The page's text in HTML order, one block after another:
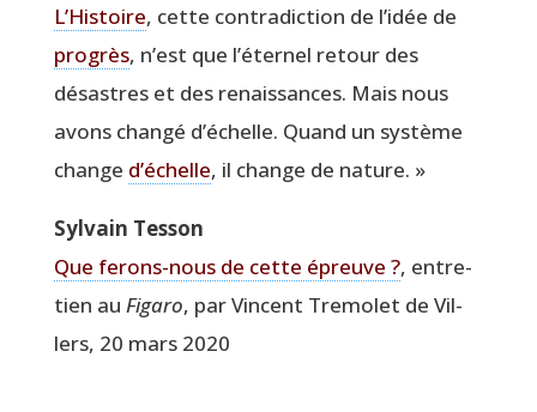
L’Histoire, cette contra­dic­tion de l’idée de
pro­grès, n’est que l’éternel retour des
désastres et des renais­sances. Mais nous
avons chan­gé d’échelle. Quand un sys­tème
change d’échelle, il change de nature. »
Syl­vain Tesson
Que ferons-nous de cette épreuve ?, entre­
tien au Figa­ro, par Vincent Tre­mo­let de Vil­
lers, 20 mars 2020